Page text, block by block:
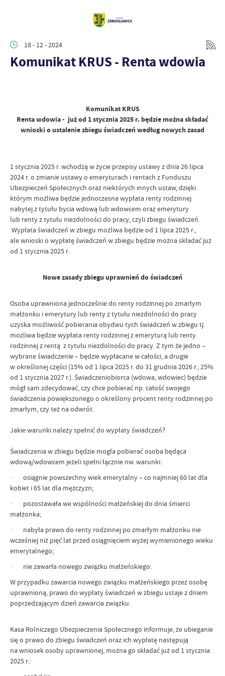
18 - 12 - 2024
Komunikat KRUS - Renta wdowia
Komunikat KRUS
Renta wdowia - już od 1 stycznia 2025 r. będzie można składać
wnioski o ustalenie zbiegu świadczeń według nowych zasad
1 stycznia 2025 r. wchodzą w życie przepisy ustawy z dnia 26 lipca
2024 r. o zmianie ustawy o emeryturach i rentach z Funduszu
Ubezpieczeń Społecznych oraz niektórych innych ustaw, dzięki
którym możliwa będzie jednoczesna wypłata renty rodzinnej
nabytej z tytułu bycia wdową lub wdowcem oraz emerytury
lub renty z tytułu niezdolności do pracy, czyli zbiegu świadczeń.
Wypłata świadczeń w zbiegu możliwa będzie od 1 lipca 2025 r.,
ale wnioski o wypłatę świadczeń w zbiegu będzie można składać już
od 1 stycznia 2025 r.
Nowe zasady zbiegu uprawnień do świadczeń
Osoba uprawniona jednocześnie do renty rodzinnej po zmarłym
małżonku i emerytury lub renty z tytułu niezdolności do pracy
uzyska możliwość pobierania obydwu tych świadczeń w zbiegu tj.
możliwa będzie wypłata renty rodzinnej z emeryturą lub renty
rodzinnej z rentą z tytułu niezdolności do pracy. Z tym że jedno –
wybrane świadczenie – będzie wypłacane w całości, a drugie
w określonej części (15% od 1 lipca 2025 r. do 31 grudnia 2026 r.; 25%
od 1 stycznia 2027 r.). Świadczeniobiorca (wdowa, wdowiec) będzie
mógł sam zdecydować, czy chce pobierać np. całość swojego
świadczenia powiększonego o określony procent renty rodzinnej po
zmarłym, czy też na odwrót.
Jakie warunki należy spełnić do wypłaty świadczeń?
Świadczenia w zbiegu będzie mogła pobierać osoba będąca
wdową/wdowcem jeżeli spełni łącznie nw. warunki:
· osiągnie powszechny wiek emerytalny – co najmniej 60 lat dla
kobiet i 65 lat dla mężczyzn;
· pozostawała we wspólności małżeńskiej do dnia śmierci
małżonka;
· nabyła prawo do renty rodzinnej po zmarłym małżonku nie
wcześniej niż pięć lat przed osiągnięciem wyżej wymienionego wieku
emerytalnego;
· nie zawarła nowego związku małżeńskiego.
W przypadku zawarcia nowego związku małżeńskiego przez osobę
uprawnioną, prawo do wypłaty świadczeń w zbiegu ustaje z dniem
poprzedzającym dzień zawarcia związku.
Kasa Rolniczego Ubezpieczenia Społecznego informuje, że ubieganie
się o prawo do zbiegu świadczeń oraz ich wypłatę następują
na wniosek osoby uprawnionej, można go składać już od 1 stycznia
2025 r.: